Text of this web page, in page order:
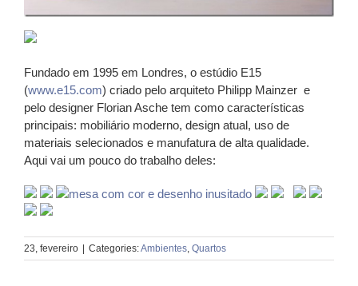
Fundado em 1995 em Londres, o estúdio E15
(www.e15.com) criado pelo arquiteto Philipp Mainzer e
pelo designer Florian Asche tem como características
principais: mobiliário moderno, design atual, uso de
materiais selecionados e manufatura de alta qualidade.
Aqui vai um pouco do trabalho deles:
23, fevereiro | Categories:Ambientes Quartos